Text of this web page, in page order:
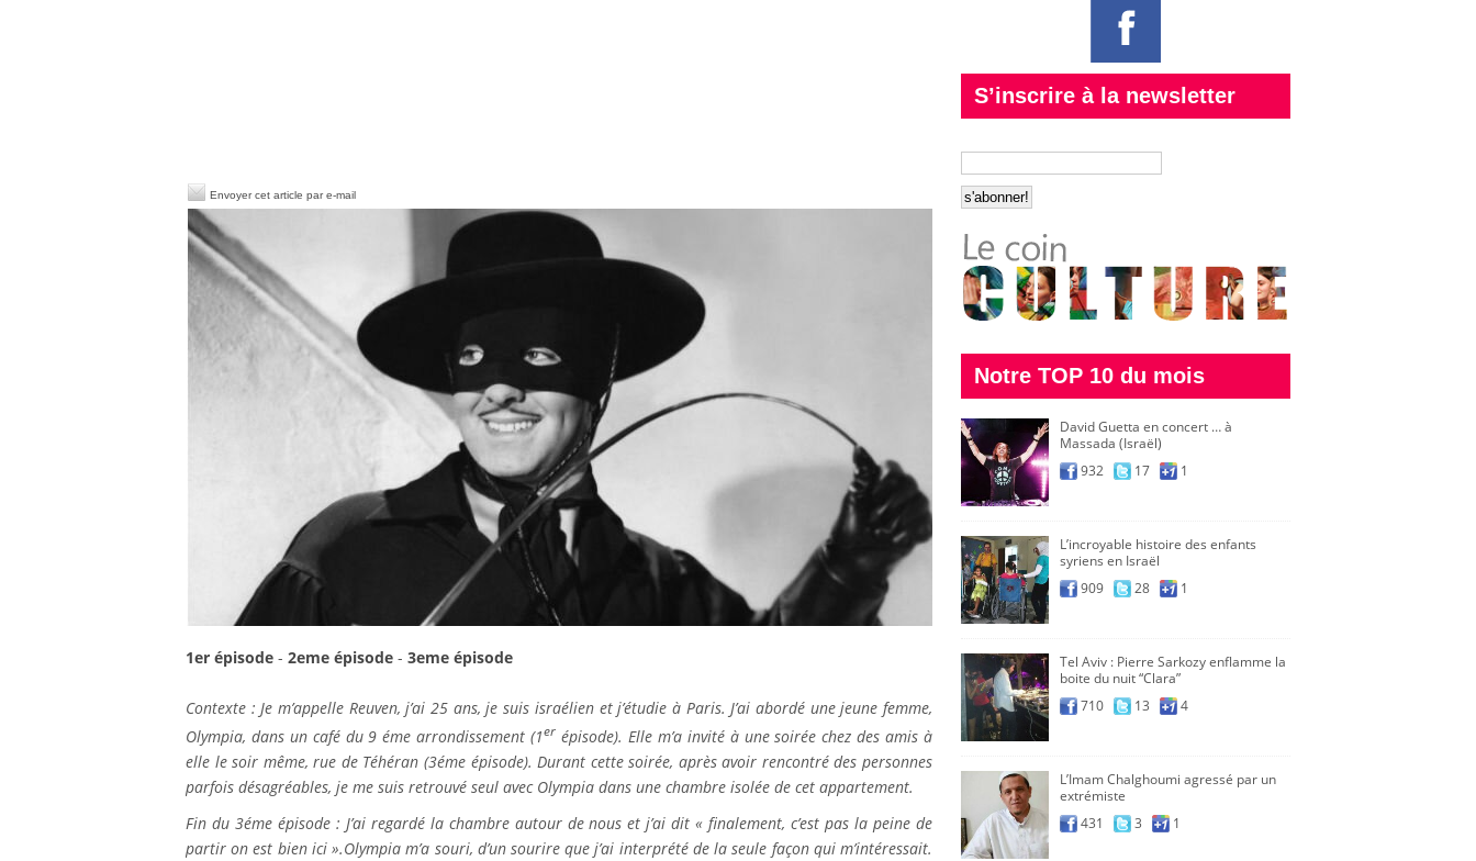
Envoyer cet article par e-mail
1er épisode - 2eme épisode - 3eme épisode
Contexte : Je m’appelle Reuven, j’ai 25 ans, je suis israélien et j’étudie à Paris. J’ai abordé une jeune femme,
Olympia, dans un café du 9 éme arrondissement (1er épisode). Elle m’a invité à une soirée chez des amis à
elle le soir même, rue de Téhéran (3éme épisode). Durant cette soirée, après avoir rencontré des personnes
parfois désagréables, je me suis retrouvé seul avec Olympia dans une chambre isolée de cet appartement.
Fin du 3éme épisode : J’ai regardé la chambre autour de nous et j’ai dit « finalement, c’est pas la peine de
partir on est bien ici ».Olympia m’a souri, d’un sourire que j’ai interprété de la seule façon qui m’intéressait.
S’inscrire à la newsletter
Notre TOP 10 du mois
David Guetta en concert … à
Massada (Israël)
932
17 1
L’incroyable histoire des enfants
syriens en Israël
909
28 1
Tel Aviv : Pierre Sarkozy enflamme la
boite du nuit “Clara”
710
13 4
L’Imam Chalghoumi agressé par un
extrémiste
431
3 1